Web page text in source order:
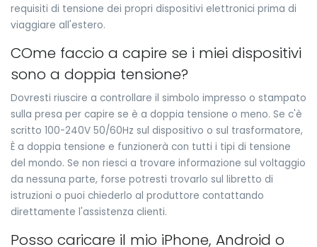
requisiti di tensione dei propri dispositivi elettronici prima di
viaggiare all'estero.
COme faccio a capire se i miei dispositivi
sono a doppia tensione?
Dovresti riuscire a controllare il simbolo impresso o stampato
sulla presa per capire se è a doppia tensione o meno. Se c'è
scritto 100-240V 50/60Hz sul dispositivo o sul trasformatore,
È a doppia tensione e funzionerà con tutti i tipi di tensione
del mondo. Se non riesci a trovare informazione sul voltaggio
da nessuna parte, forse potresti trovarlo sul libretto di
istruzioni o puoi chiederlo al produttore contattando
direttamente l'assistenza clienti.
Posso caricare il mio iPhone, Android o